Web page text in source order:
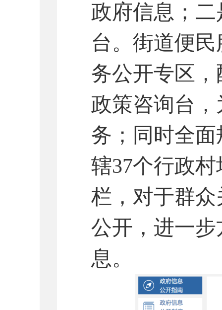
政府信息；
台。 街道便民
务公开专区
政策咨询台
务；同时全
辖37个行政
栏，对于群
公开，进一
息。